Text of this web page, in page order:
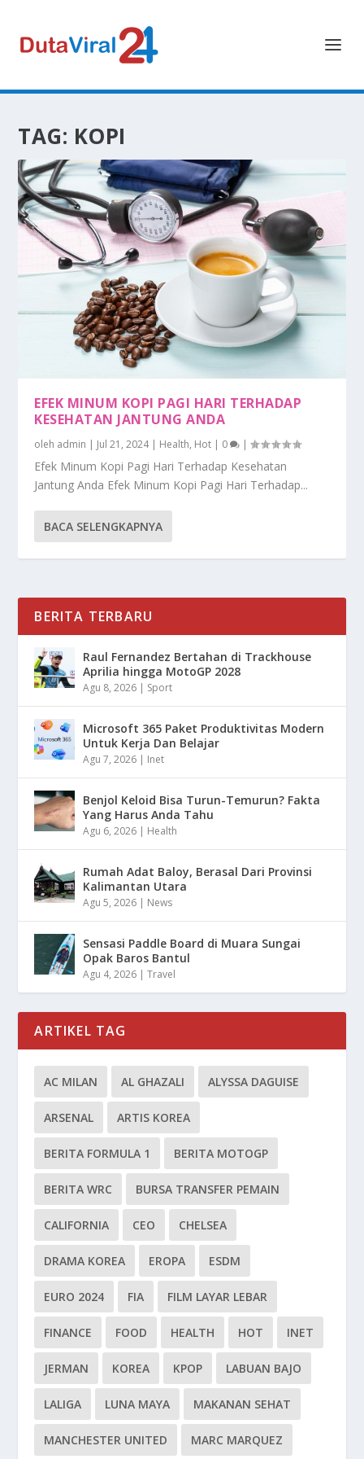
TAG: KOPI
EFEK MINUM KOPI PAGI HARI TERHADAP
KESEHATAN JANTUNG ANDA
oleh admin | Jul 21, 2024| Health, Hot | 0 |
Efek Minum Kopi Pagi Hari Terhadap Kesehatan
Jantung Anda Efek Minum Kopi Pagi Hari Terhadap...
BACA SELENGKAPNYA
BERITA TERBARU
Raul Fernandez Bertahan di Trackhouse
Aprilia hingga MotoGP 2028
Agu 8, 2026 | Sport
Microsoft 365 Paket Produktivitas Modern
Untuk Kerja Dan Belajar
Agu 7, 2026 | Inet
Benjol Keloid Bisa Turun-Temurun? Fakta
Yang Harus Anda Tahu
Agu 6, 2026 | Health
Rumah Adat Baloy, Berasal Dari Provinsi
Kalimantan Utara
Agu 5, 2026 | News
Sensasi Paddle Board di Muara Sungai
Opak Baros Bantul
Agu 4, 2026 |Travel
ARTIKEL TAG
AC MILAN AL GHAZALI ALYSSA DAGUISE
ARSENAL ARTIS KOREA
BERITA FORMULA 1 BERITA MOTOGP
BERITA WRC BURSA TRANSFER PEMAIN
CALIFORNIA CEO CHELSEA
DRAMA KOREA EROPA ESDM
EURO 2024 FIA FILM LAYAR LEBAR
FINANCE FOOD HEALTH HOT INET
JERMAN KOREA KPOP LABUAN BAJO
LALIGA LUNA MAYA MAKANAN SEHAT
MANCHESTER UNITED MARC MARQUEZ